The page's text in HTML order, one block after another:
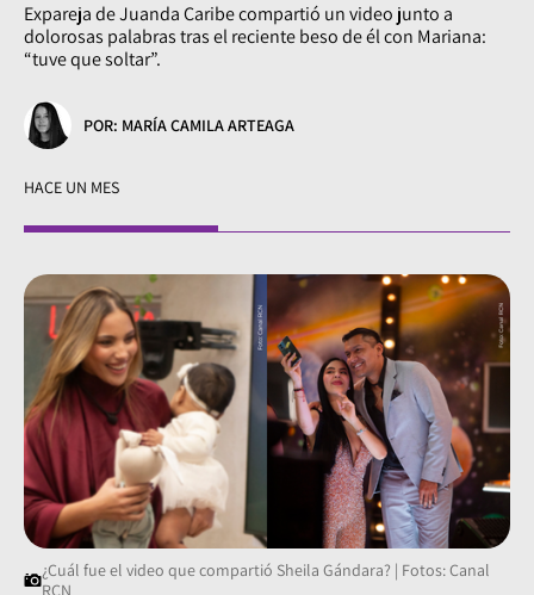
Expareja de Juanda Caribe compartió un video junto a
dolorosas palabras tras el reciente beso de él con Mariana:
“tuve que soltar”.
POR: MARÍA CAMILA ARTEAGA
HACE UN MES
¿Cuál fue el video que compartió Sheila Gándara? | Fotos: Canal
RCN